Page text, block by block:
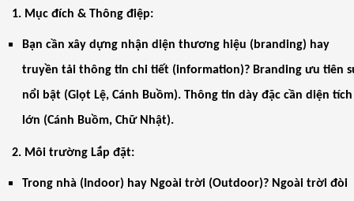
1. Mục đích & Thông điệp:
Bạn cần xây dựng nhận diện thương hiệu (branding) hay
truyền tải thông tin chi tiết (information)? Branding ưu tiên
nổi bật (Giọt Lệ, Cánh Buồm). Thông tin dày đặc cần diện tích
lớn (Cánh Buồm, Chữ Nhật).
2. Môi trường Lắp đặt:
Trong nhà (Indoor) hay Ngoài trời (Outdoor)? Ngoài trời đòi